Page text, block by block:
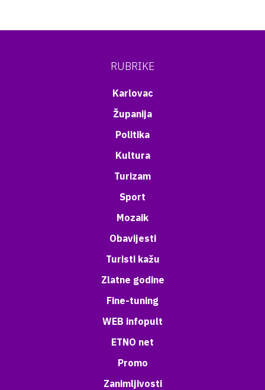
RUBRIKE
Karlovac
Županija
Politika
Kultura
Turizam
Sport
Mozaik
Obavijesti
Turisti kažu
Zlatne godine
Fine-tuning
WEB infopult
ETNO net
Promo
Zanimljivosti